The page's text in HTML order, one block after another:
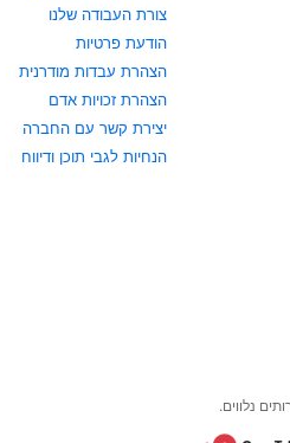
צורת העבודה שלנו
הודעת פרטיות
הצהרת עבדות מודרנית
הצהרת זכויות אדם
יצירת קשר עם החברה
הנחיות לגבי תוכן ודיווח